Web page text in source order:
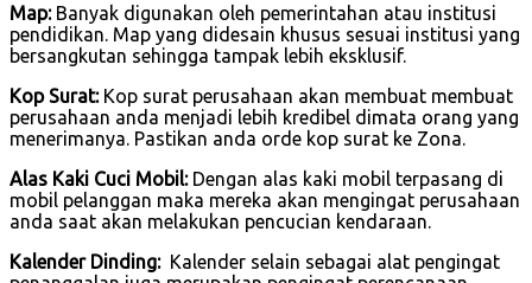
Map:Banyak digunakan oleh pemerintahan atau institusi
pendidikan. Map yang didesain khusus sesuai institusi yang
bersangkutan sehingga tampak lebih eksklusif.
Kop Surat:Kop surat perusahaan akan membuat membuat
perusahaan anda menjadi lebih kredibel dimata orang yang
menerimanya. Pastikan anda orde kop surat ke Zona.
Alas Kaki Cuci Mobil:Dengan alas kaki mobil terpasang di
mobil pelanggan maka mereka akan mengingat perusahaan
anda saat akan melakukan pencucian kendaraan.
Kalender Dinding:Kalender selain sebagai alat pengingat